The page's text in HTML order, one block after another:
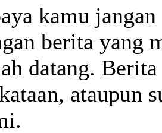
kamu
berita yang
datang.
ataupun